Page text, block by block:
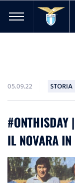
05.09.22 STORIA
#ONTHISDAY
IL NOVARA